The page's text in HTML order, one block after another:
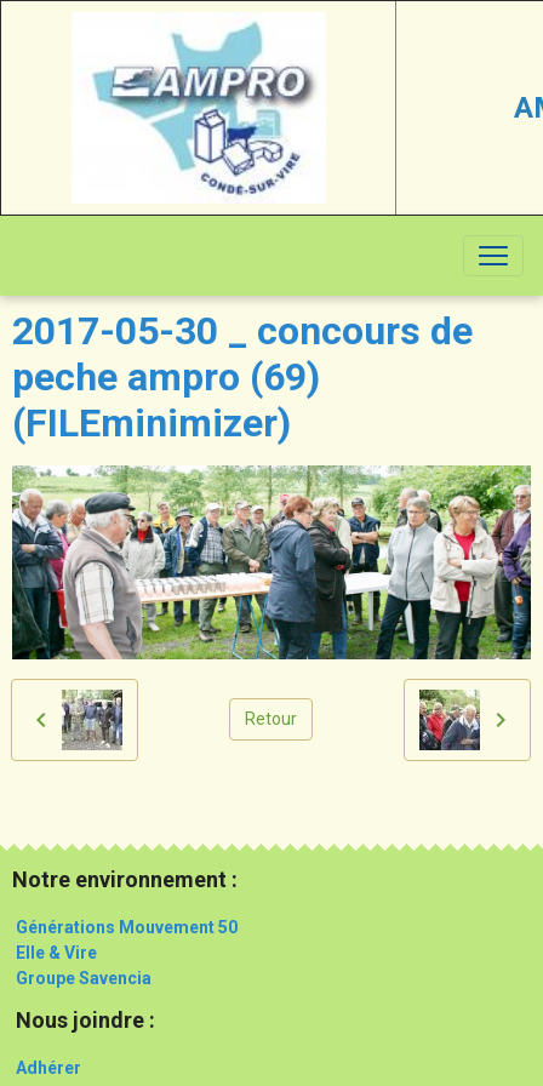
2017-05-30 _ concours de
peche ampro (69)
(FILEminimizer)
Retour
Notre environnement :
Générations Mouvement 50
Elle & Vire
Groupe Savencia
Nous joindre :
Adhérer